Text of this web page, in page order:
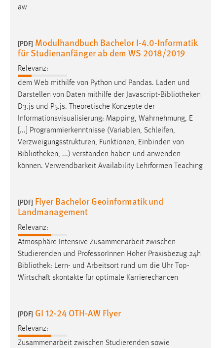
aw
[PDF] Modulhandbuch Bachelor I-4.0-Informatik
für Studienanfänger ab dem WS 2018/2019
Relevanz:
dem Web mithilfe von Python und Pandas. Laden und
Darstellen von Daten mithilfe der Javascript-Bibliotheken
D3.js und P5.js. Theoretische Konzepte der
Informationsvisualisierung: Mapping, Wahrnehmung, E
[...] Programmierkenntnisse (Variablen, Schleifen,
Verzweigungsstrukturen, Funktionen, Einbinden von
Bibliotheken, ...) verstanden haben und anwenden
können. Verwendbarkeit Availability Lehrformen Teaching
[PDF] Flyer Bachelor Geoinformatik und
Landmanagement
Relevanz:
Atmosphäre Intensive Zusammenarbeit zwischen
Studierenden und ProfessorInnen Hoher Praxisbezug 24h
Bibliothek: Lern- und Arbeitsort rund um die Uhr Top-
Wirtschaft skontakte für optimale Karrierechancen
[PDF] GI 12-24 OTH-AW Flyer
Relevanz:
Zusammenarbeit zwischen Studierenden sowie
Name:
site-language-preference
Zweck:
Das Cookie speichert die gewählte Sprache der Website.
Cookie Laufzeit:
30 Tage
Chat
Name:
MibewSessionID, MIBEW_UserID, mibew_locale, mibew-
Zweck:
Wird benötigt um die Chatfunktion nutzen zu können.
Cookie Laufzeit:
MibewSessionID, mibew-chat-frame-style-
5e9dbeb1811c0446 = Sitzungslaufzeit, mibew_locale = 3
Name:
fe_user, be_user, be_lastLoginProvider
Zweck: